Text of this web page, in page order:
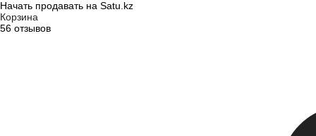
Начать продавать на Satu.kz
Корзина
56 отзывов